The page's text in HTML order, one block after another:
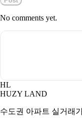
No comments yet.
HL
HUZY LAND
수도권 아파트 실거래